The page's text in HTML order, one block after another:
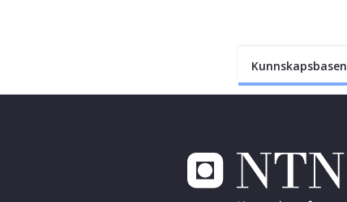
Kunnskapsbasen